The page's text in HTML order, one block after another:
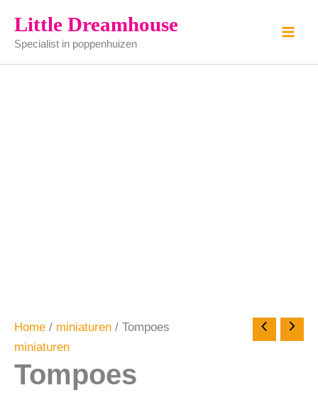
naar
inhoud
Little Dreamhouse
Specialist in poppenhuizen
Home / miniaturen / Tompoes
miniaturen
Tompoes
aantal